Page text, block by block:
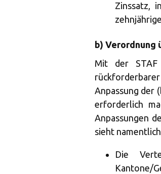
Zinssatz,
b) Verordnung
Mit der STAF
Anpassung der
erforderlich
Anpassungen
sieht
Die
Kantone/